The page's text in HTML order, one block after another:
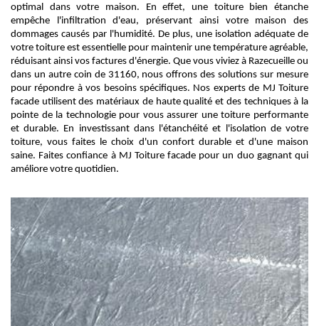
optimal dans votre maison. En effet, une toiture bien étanche
empêche l'infiltration d'eau, préservant ainsi votre maison des
dommages causés par l'humidité. De plus, une isolation adéquate de
votre toiture est essentielle pour maintenir une température agréable,
réduisant ainsi vos factures d'énergie. Que vous viviez à Razecueille ou
dans un autre coin de 31160, nous offrons des solutions sur mesure
pour répondre à vos besoins spécifiques. Nos experts de MJ Toiture
facade utilisent des matériaux de haute qualité et des techniques à la
pointe de la technologie pour vous assurer une toiture performante
et durable. En investissant dans l'étanchéité et l'isolation de votre
toiture, vous faites le choix d'un confort durable et d'une maison
saine. Faites confiance à MJ Toiture facade pour un duo gagnant qui
améliore votre quotidien.